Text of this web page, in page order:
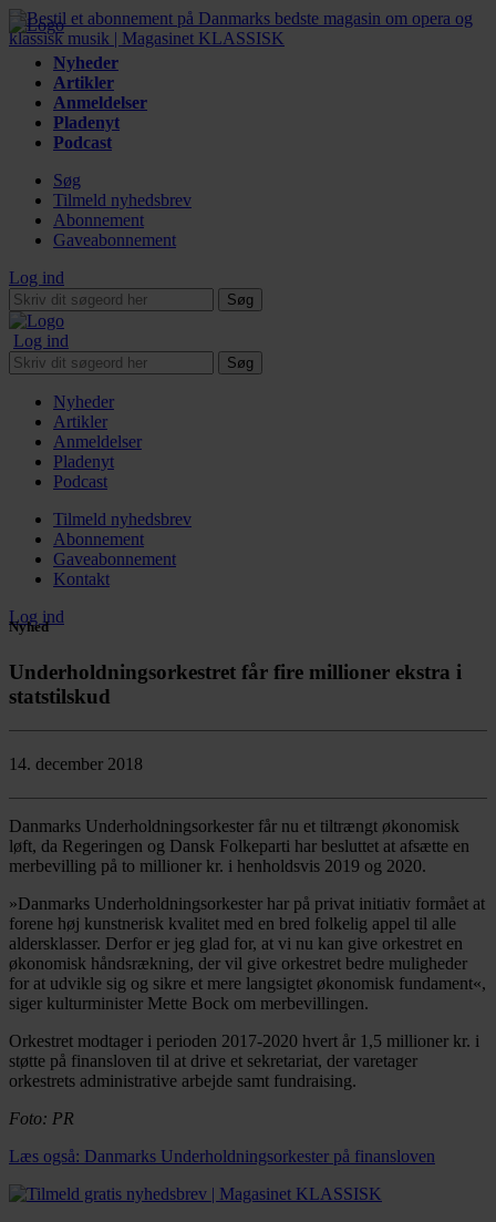
Nyheder
Artikler
Anmeldelser
Pladenyt
Podcast
Søg
Tilmeld nyhedsbrev
Abonnement
Gaveabonnement
Log ind
Søg
Log ind
Søg
Nyheder
Artikler
Anmeldelser
Pladenyt
Podcast
Tilmeld nyhedsbrev
Abonnement
Gaveabonnement
Kontakt
Log ind
Nyhed
Underholdningsorkestret får fire millioner ekstra i
statstilskud
14. december 2018
Danmarks Underholdningsorkester får nu et tiltrængt økonomisk
løft, da Regeringen og Dansk Folkeparti har besluttet at afsætte en
merbevilling på to millioner kr. i henholdsvis 2019 og 2020.
»Danmarks Underholdningsorkester har på privat initiativ formået at
forene høj kunstnerisk kvalitet med en bred folkelig appel til alle
aldersklasser. Derfor er jeg glad for, at vi nu kan give orkestret en
økonomisk håndsrækning, der vil give orkestret bedre muligheder
for at udvikle sig og sikre et mere langsigtet økonomisk fundament«,
siger kulturminister Mette Bock om merbevillingen.
Orkestret modtager i perioden 2017-2020 hvert år 1,5 millioner kr. i
støtte på finansloven til at drive et sekretariat, der varetager
orkestrets administrative arbejde samt fundraising.
Foto: PR
Læs også: Danmarks Underholdningsorkester på finansloven